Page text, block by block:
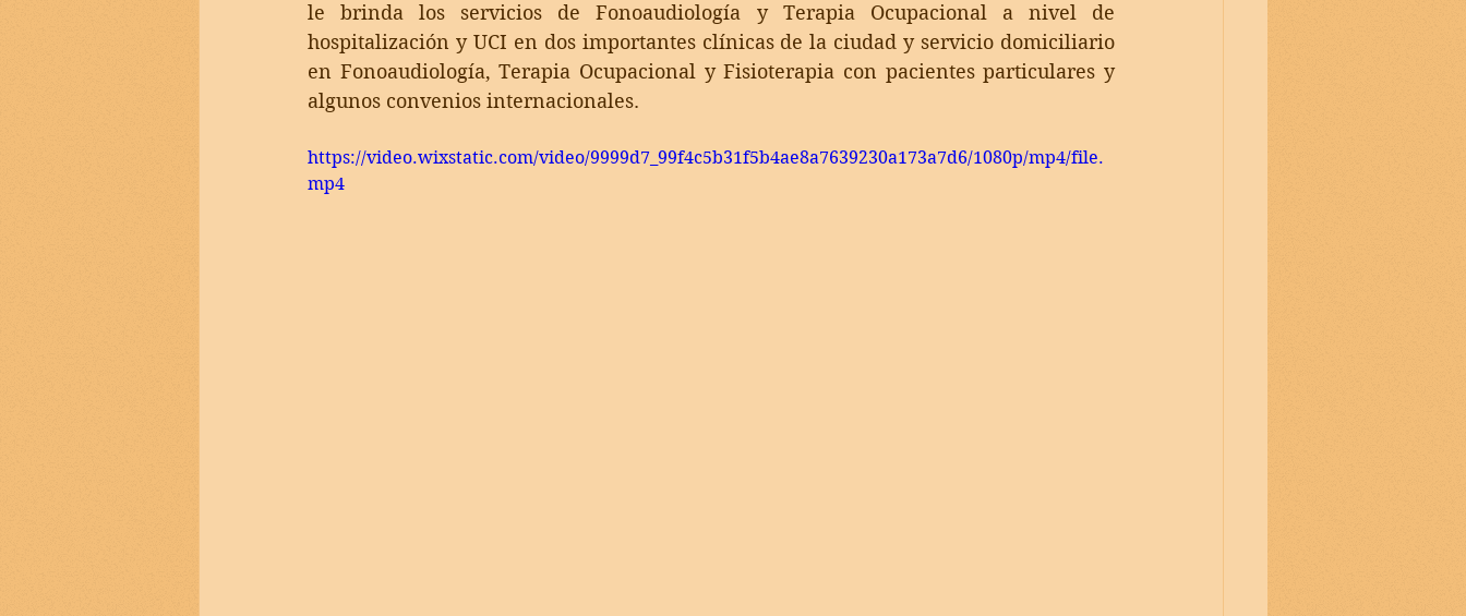
le brinda los servicios de Fonoaudiología y Terapia Ocupacional a nivel de
hospitalización y UCI en dos importantes clínicas de la ciudad y servicio domiciliario
en Fonoaudiología, Terapia Ocupacional y Fisioterapia con pacientes particulares y
algunos convenios internacionales.
https://video.wixstatic.com/video/9999d7_99f4c5b31f5b4ae8a7639230a173a7d6/1080p/mp4/file.
mp4